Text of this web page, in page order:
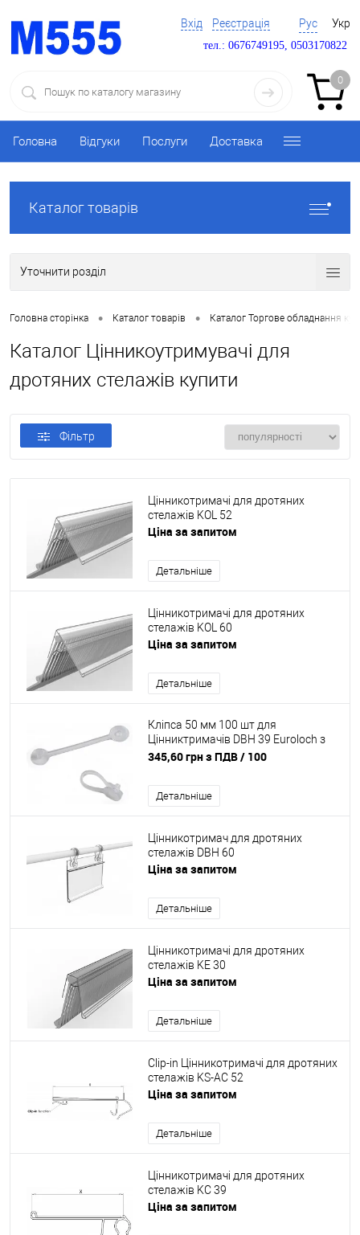
Вхід Реєстрація Рус Укр
тел.: 0676749195, 0503170822
0
Головна Відгуки Послуги Доставка
Каталог товарів
Уточнити розділ
Головна сторінка • Каталог товарів • Каталог Торгове обладнання
Каталог Цінникоутримувачі для
дротяних стелажів купити
Фільтр
Цінникотримачі для дротяних
стелажів KOL 52
Ціна за запитом
Детальніше
Цінникотримачі для дротяних
стелажів KOL 60
Ціна за запитом
Детальніше
Кліпса 50 мм 100 шт для
Цінниктримачів DBH 39 Euroloch з
отворами
345,60 грн з ПДВ/ 100
Детальніше
Цінникотримач для дротяних
стелажів DBH 60
Ціна за запитом
Детальніше
Цінникотримачі для дротяних
стелажів KE 30
Ціна за запитом
Детальніше
Clip-in Цінникотримачі для дротяних
стелажів KS-AC 52
Ціна за запитом
Детальніше
Цінникотримачі для дротяних
стелажів KC 39
Ціна за запитом